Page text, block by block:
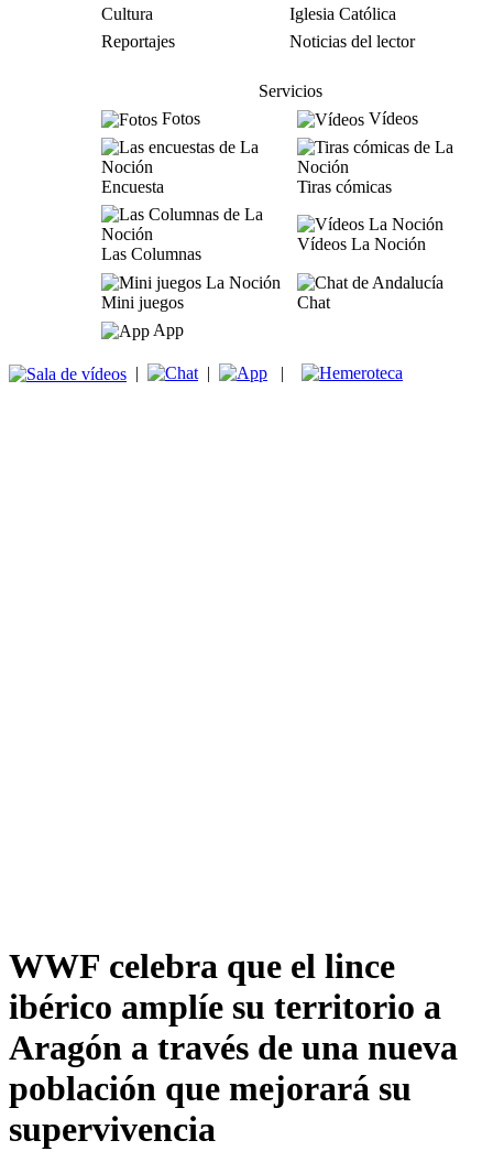
Cultura
Iglesia Católica
Reportajes
Noticias del lector
Servicios
Fotos
Vídeos
Encuesta Tiras cómicas
Las Columnas
Vídeos La Noción
Mini juegos
Chat
App
| | |
WWF celebra que el lince
ibérico amplíe su territorio a
Aragón a través de una nueva
población que mejorará su
supervivencia